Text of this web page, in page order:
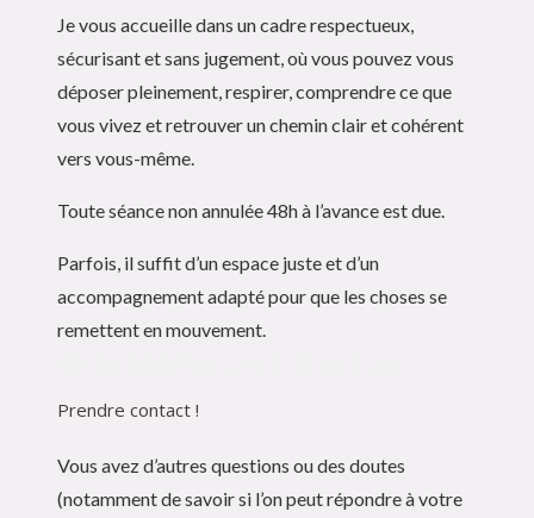
Je vous accueille dans un cadre respectueux,
sécurisant et sans jugement, où vous pouvez vous
déposer pleinement, respirer, comprendre ce que
vous vivez et retrouver un chemin clair et cohérent
vers vous-même.
Toute séance non annulée 48h à l’avance est due.
Parfois, il suffit d’un espace juste et d’un
accompagnement adapté pour que les choses se
remettent en mouvement.
Prendre contact !
Vous avez d’autres questions ou des doutes
(notamment de savoir si l’on peut répondre à votre